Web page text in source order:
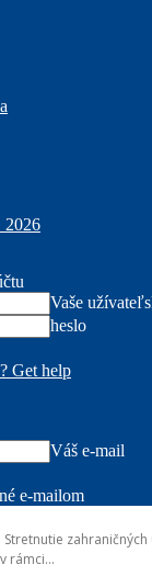
Vaše
heslo
Get help
Váš e-mail
e-mailom
Stretnutie zahraničných
rámci...